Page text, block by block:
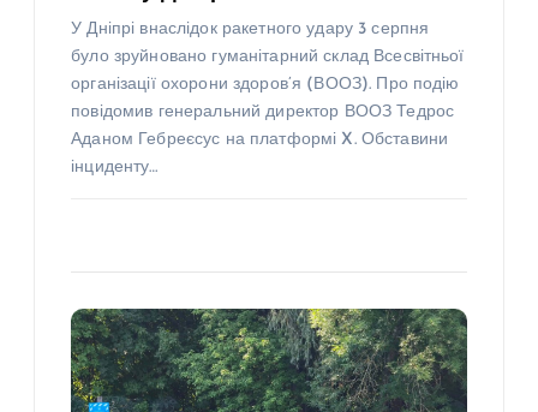
У Дніпрі внаслідок ракетного удару 3 серпня
було зруйновано гуманітарний склад Всесвітньої
організації охорони здоров’я (ВООЗ). Про подію
повідомив генеральний директор ВООЗ Тедрос
Аданом Гебреєсус на платформі X. Обставини
інциденту…